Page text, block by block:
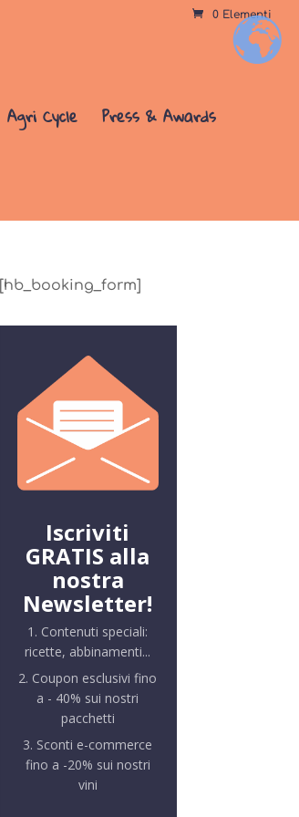
0 Elementi
Agri Cycle
Press & Awards
[hb_booking_form]
Iscriviti
GRATIS alla
nostra
Newsletter!
1. Contenuti speciali:
ricette, abbinamenti...
2. Coupon esclusivi fino
a - 40% sui nostri
pacchetti
3. Sconti e-commerce
fino a -20% sui nostri
vini
+